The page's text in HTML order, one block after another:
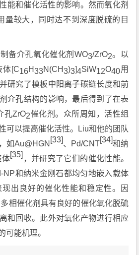
能和催化活性的影响。然而氧化剂
量较大，同时达不到深度脱硫的目
备介孔氧化催化剂WO3/ZrO2。以
体[C16H33N(CH3)3]4SiW12O40用
研究了模板中阳离子碳链长度和前
介孔结构的影响，最后得到了在表
孔ZrO2催化剂。众所周知，活性组
可以提高催化活性。Liu和他的团队
如Au@HGN [33]、Pd/CNT[34]和纳
体[35] ，并研究了它们的催化性能。
NP和纳米金刚石都均匀地嵌入载体
出良好的催化性能和稳定性。因
相催化剂具有良好的催化氧化脱硫
和回收。此外对氧化产物进行相应
可能机理。